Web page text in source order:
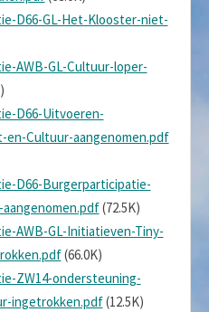
D66-GL-Het-Klooster-niet-
AWB-GL-Cultuur-loper-
D66-Uitvoeren-
Cultuur-aangenomen.pdf
D66-Burgerparticipatie-
(72.5K)
AWB-GL-Initiatieven-Tiny-
(66.0K)
ZW14-ondersteuning-
ingetrokken.pdf(12.5K)